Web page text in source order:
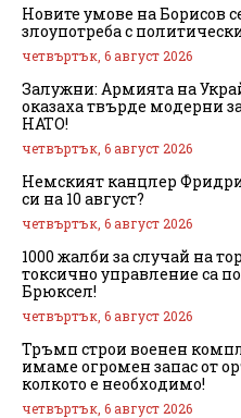
Новите умове на Борисов
злоупотреба с
четвъртък, 6 август 2026
Залужни: Армията на
оказаха твърде модерни
НАТО!
четвъртък, 6 август 2026
Немският канцлер
си на 10 август?
четвъртък, 6 август 2026
1000 жалби за случай на
токсично управление са
Брюксел!
четвъртък, 6 август 2026
Тръмп строи военен
имаме огромен запас от
колкото е необходимо!
четвъртък, 6 август 2026